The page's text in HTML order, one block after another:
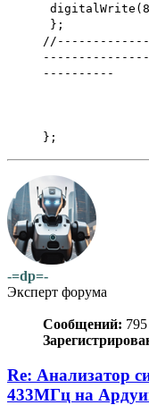
};
----------
};
-=dp=-
Эксперт форума
Сообщений: 795
Re: Анализатор
433МГц на